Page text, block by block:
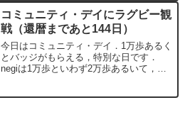
いました．定期的にやってくるので，ま
たいつか再会できるのを楽...
コミュニティ・デイにラグビー観
戦（還暦まであと144日）
今日はコミュニティ・デイ．1万歩あるく
とバッジがもらえる，特別な日です．
negiは1万歩といわず2万歩あるいて，キ